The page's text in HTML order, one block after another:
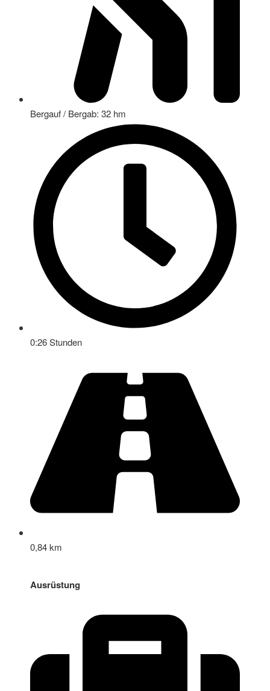
Bergauf / Bergab: 32 hm
0:26 Stunden
0,84 km
Ausrüstung